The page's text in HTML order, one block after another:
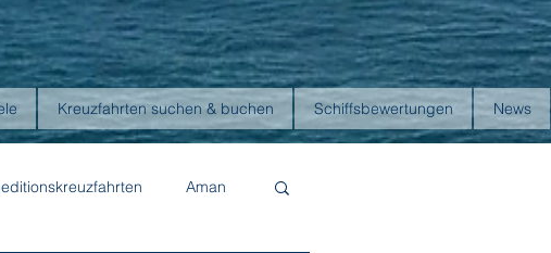
Kreuzfahrten suchen & buchen Schiffsbewertungen News
Aman